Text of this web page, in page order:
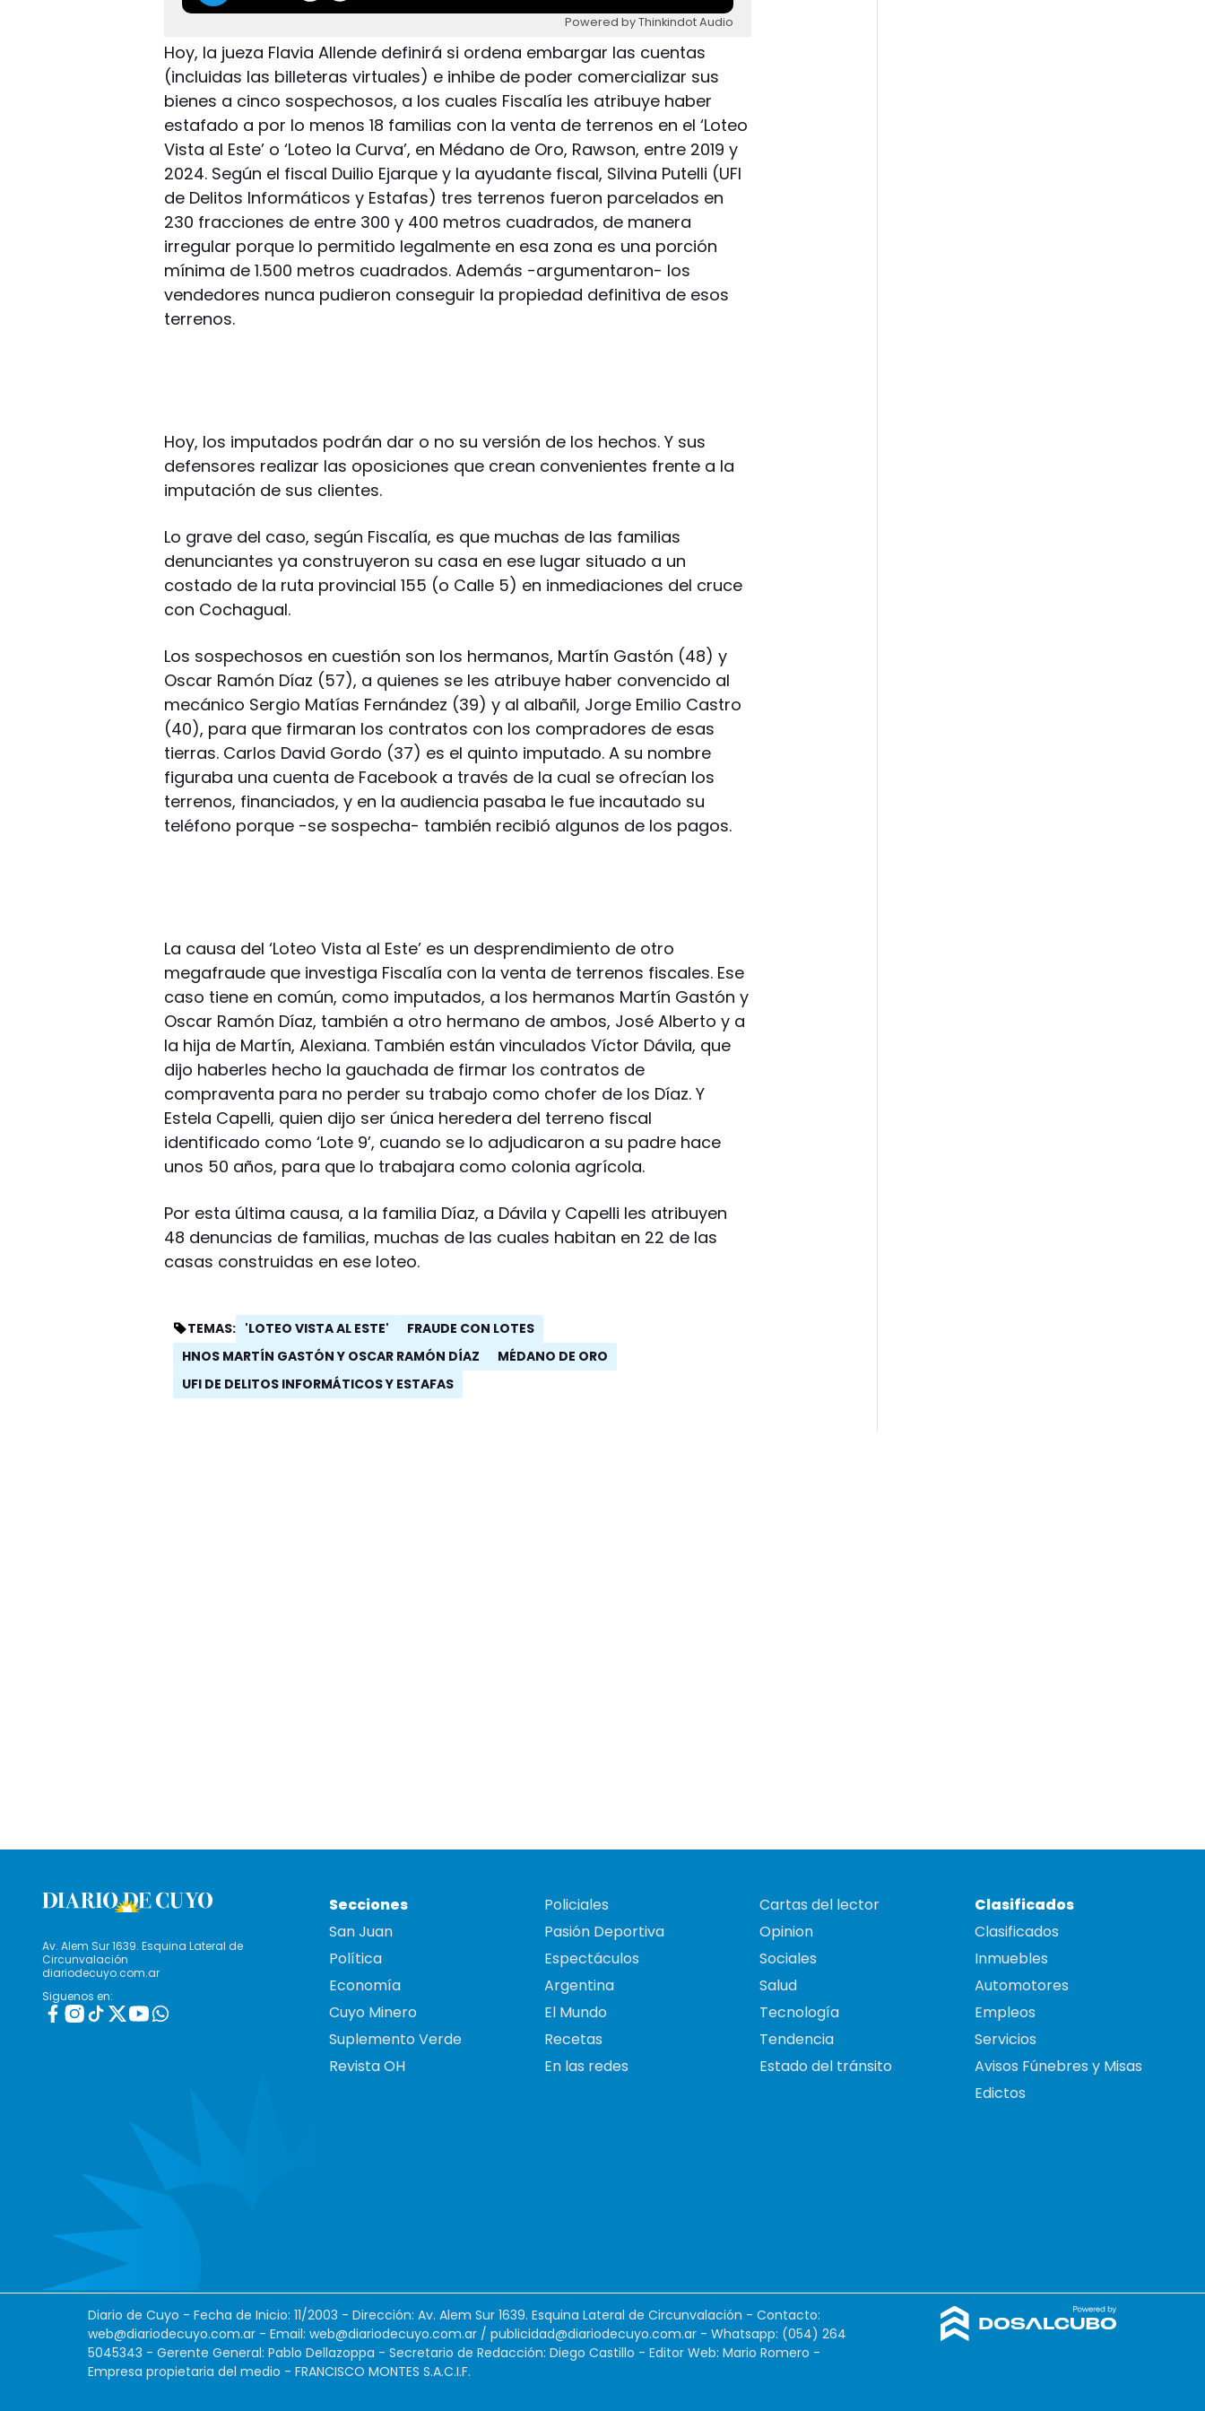
Powered by Thinkindot Audio
Hoy, la jueza Flavia Allende definirá si ordena embargar las cuentas
(incluidas las billeteras virtuales) e inhibe de poder comercializar sus
bienes a cinco sospechosos, a los cuales Fiscalía les atribuye haber
estafado a por lo menos 18 familias con la venta de terrenos en el ‘Loteo
Vista al Este’ o ‘Loteo la Curva’, en Médano de Oro, Rawson, entre 2019 y
2024. Según el fiscal Duilio Ejarque y la ayudante fiscal, Silvina Putelli (UFI
de Delitos Informáticos y Estafas) tres terrenos fueron parcelados en
230 fracciones de entre 300 y 400 metros cuadrados, de manera
irregular porque lo permitido legalmente en esa zona es una porción
mínima de 1.500 metros cuadrados. Además -argumentaron- los
vendedores nunca pudieron conseguir la propiedad definitiva de esos
terrenos.
Hoy, los imputados podrán dar o no su versión de los hechos. Y sus
defensores realizar las oposiciones que crean convenientes frente a la
imputación de sus clientes.
Lo grave del caso, según Fiscalía, es que muchas de las familias
denunciantes ya construyeron su casa en ese lugar situado a un
costado de la ruta provincial 155 (o Calle 5) en inmediaciones del cruce
con Cochagual.
Los sospechosos en cuestión son los hermanos, Martín Gastón (48) y
Oscar Ramón Díaz (57), a quienes se les atribuye haber convencido al
mecánico Sergio Matías Fernández (39) y al albañil, Jorge Emilio Castro
(40), para que firmaran los contratos con los compradores de esas
tierras. Carlos David Gordo (37) es el quinto imputado. A su nombre
figuraba una cuenta de Facebook a través de la cual se ofrecían los
terrenos, financiados, y en la audiencia pasaba le fue incautado su
teléfono porque -se sospecha- también recibió algunos de los pagos.
La causa del ‘Loteo Vista al Este’ es un desprendimiento de otro
megafraude que investiga Fiscalía con la venta de terrenos fiscales. Ese
caso tiene en común, como imputados, a los hermanos Martín Gastón y
Oscar Ramón Díaz, también a otro hermano de ambos, José Alberto y a
la hija de Martín, Alexiana. También están vinculados Víctor Dávila, que
dijo haberles hecho la gauchada de firmar los contratos de
compraventa para no perder su trabajo como chofer de los Díaz. Y
Estela Capelli, quien dijo ser única heredera del terreno fiscal
identificado como ‘Lote 9’, cuando se lo adjudicaron a su padre hace
unos 50 años, para que lo trabajara como colonia agrícola.
Por esta última causa, a la familia Díaz, a Dávila y Capelli les atribuyen
48 denuncias de familias, muchas de las cuales habitan en 22 de las
casas construidas en ese loteo.
TEMAS: 'LOTEO VISTA AL ESTE'
FRAUDE CON LOTES
HNOS MARTÍN GASTÓN Y OSCAR RAMÓN DÍAZ
MÉDANO DE ORO
UFI DE DELITOS INFORMÁTICOS Y ESTAFAS
Av. Alem Sur 1639. Esquina Lateral de
Circunvalación
diariodecuyo.com.ar
Siguenos en:
Secciones
San Juan
Política
Economía
Cuyo Minero
Suplemento Verde
Revista OH
Policiales
Pasión Deportiva
Espectáculos
Argentina
El Mundo
Recetas
En las redes
Cartas del lector
Opinion
Sociales
Salud
Tecnología
Tendencia
Estado del tránsito
Clasificados
Clasificados
Inmuebles
Automotores
Empleos
Servicios
Avisos Fúnebres y Misas
Edictos
Diario de Cuyo - Fecha de Inicio: 11/2003 - Dirección: Av. Alem Sur 1639. Esquina Lateral de Circunvalación - Contacto:
web@diariodecuyo.com.ar - Email: web@diariodecuyo.com.ar / publicidad@diariodecuyo.com.ar - Whatsapp: (054) 264
5045343 - Gerente General: Pablo Dellazoppa - Secretario de Redacción: Diego Castillo - Editor Web: Mario Romero -
Empresa propietaria del medio - FRANCISCO MONTES S.A.C.I.F.